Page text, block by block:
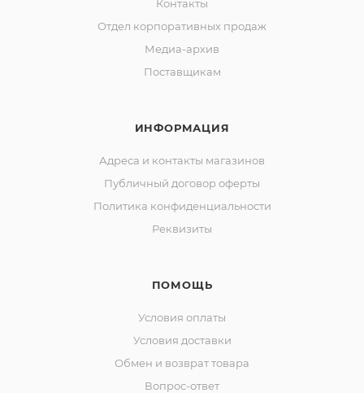
Контакты
Отдел корпоративных продаж
Медиа-архив
Поставщикам
ИНФОРМАЦИЯ
Адреса и контакты магазинов
Публичный договор оферты
Политика конфиденциальности
Реквизиты
ПОМОЩЬ
Условия оплаты
Условия доставки
Обмен и возврат товара
Вопрос-ответ